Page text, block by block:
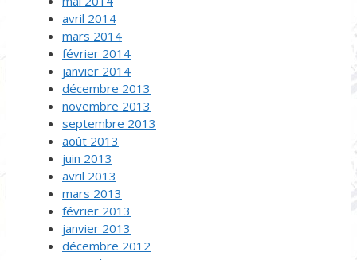
avril 2014
mars 2014
février 2014
janvier 2014
décembre 2013
novembre 2013
septembre 2013
août 2013
juin 2013
avril 2013
mars 2013
février 2013
janvier 2013
décembre 2012